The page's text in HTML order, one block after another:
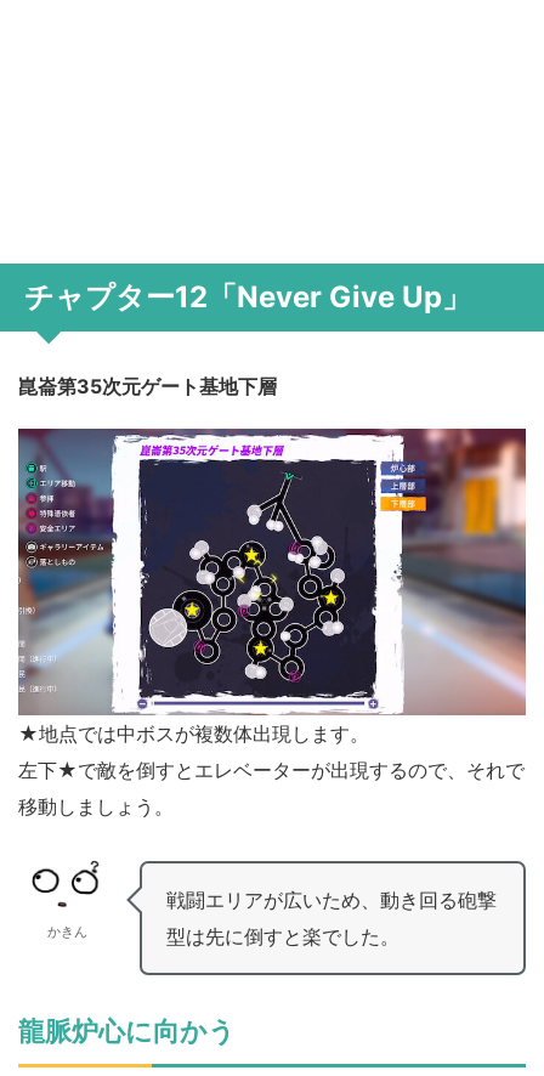
チャプター12「Never Give Up」
崑崙第35次元ゲート基地下層
★地点では中ボスが複数体出現します。
左下★で敵を倒すとエレベーターが出現するので、それで
移動しましょう。
かきん
戦闘エリアが広いため、動き回る砲撃
型は先に倒すと楽でした。
龍脈炉心に向かう